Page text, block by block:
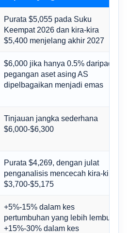
Purata $5,055 pada Suku
Keempat 2026 dan kira-kira
$5,400 menjelang akhir 2027
$6,000 jika hanya 0.5% daripada
pegangan aset asing AS
dipelbagaikan menjadi emas
Tinjauan jangka sederhana
$6,000-$6,300
Purata $4,269, dengan julat
penganalisis mencecah kira-kira
$3,700-$5,175
+5%-15% dalam kes
pertumbuhan yang lebih lembut;
+15%-30% dalam kes